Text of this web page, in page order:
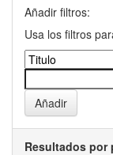
Añadir filtros:
Usa los filtros
Resultados por